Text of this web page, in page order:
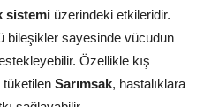
sistemi üzerindeki etkileridir.
bileşikler sayesinde vücudun
Özellikle kış
tüketilen Sarımsak, hastalıklara